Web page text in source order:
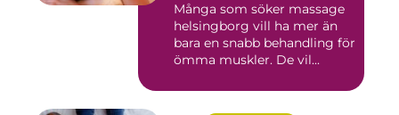
Många som söker massage
helsingborg vill ha mer än
bara en snabb behandling för
ömma muskler. De vil...